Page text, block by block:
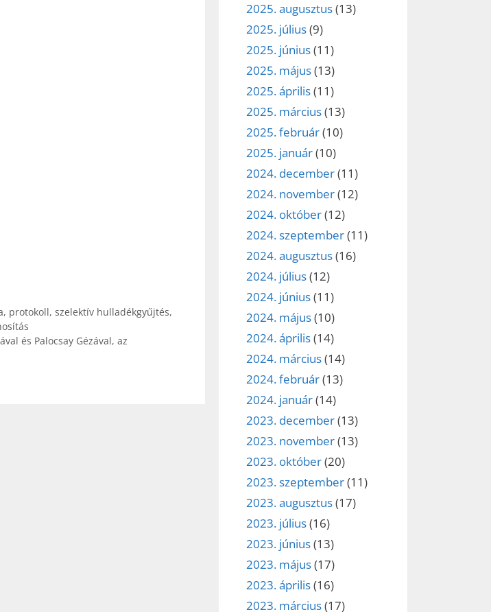
, protokoll, szelektív hulladékgyűjtés,
és Palocsay Gézával, az
2025. augusztus(13)
2025. július(9)
2025. június(11)
2025. május(13)
2025. április(11)
2025. március(13)
2025. február(10)
2025. január(10)
2024. december(11)
2024. november(12)
2024. október(12)
2024. szeptember(11)
2024. augusztus(16)
2024. július(12)
2024. június(11)
2024. május(10)
2024. április(14)
2024. március(14)
2024. február(13)
2024. január(14)
2023. december(13)
2023. november(13)
2023. október(20)
2023. szeptember(11)
2023. augusztus(17)
2023. július(16)
2023. június(13)
2023. május(17)
2023. április(16)
2023. március(17)